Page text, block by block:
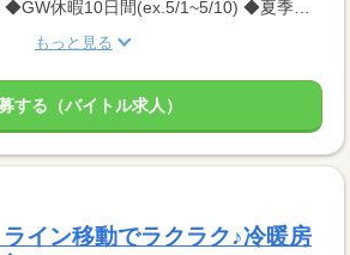
◆年間休日120日 ◆GW休暇10日間(ex.5/1~5/10) ◆夏季休暇10日間(ex.8/10~8/19) ◆年末年始休暇10日間(ex.12/30~1/8) ※会社カレンダーによって多少変動がございますが しっかり休める環境です★
もっと見る
する（バイトル求人）
ライン移動でラクラク♪冷暖房